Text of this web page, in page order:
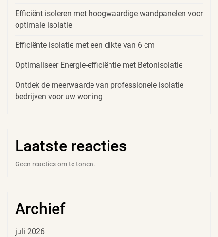
Efficiënt isoleren met hoogwaardige wandpanelen voor
optimale isolatie
Efficiënte isolatie met een dikte van 6 cm
Optimaliseer Energie-efficiëntie met Betonisolatie
Ontdek de meerwaarde van professionele isolatie
bedrijven voor uw woning
Laatste reacties
Geen reacties om te tonen.
Archief
juli 2026